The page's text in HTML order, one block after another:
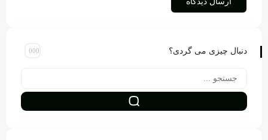
دنبال چیزی می گردی؟